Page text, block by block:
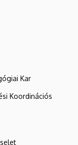
Kar
Koordinációs